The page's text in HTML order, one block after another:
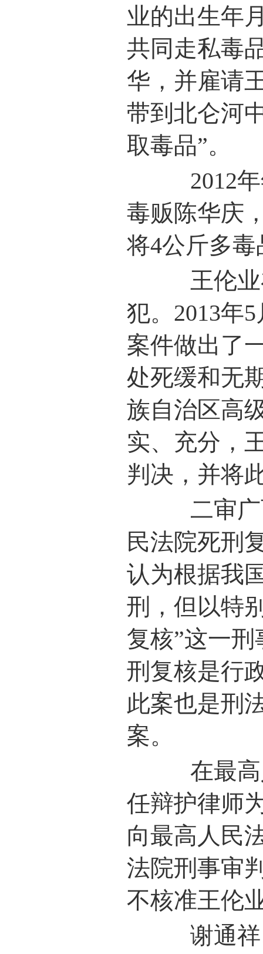
业的出生年
共同走私毒
华，并雇请
带到北仑河
取毒品”。
2012年
毒贩陈华庆
将4公斤多
王伦业在
犯。2013年
案件做出了
处死缓和无
族自治区高
实、充分，
判决，并将
二审广西
民法院死刑
认为根据我
刑，但以特
复核”这一
刑复核是行
此案也是刑
案。
在最高人
任辩护律师
向最高人民
法院刑事审
不核准王伦
谢通祥、